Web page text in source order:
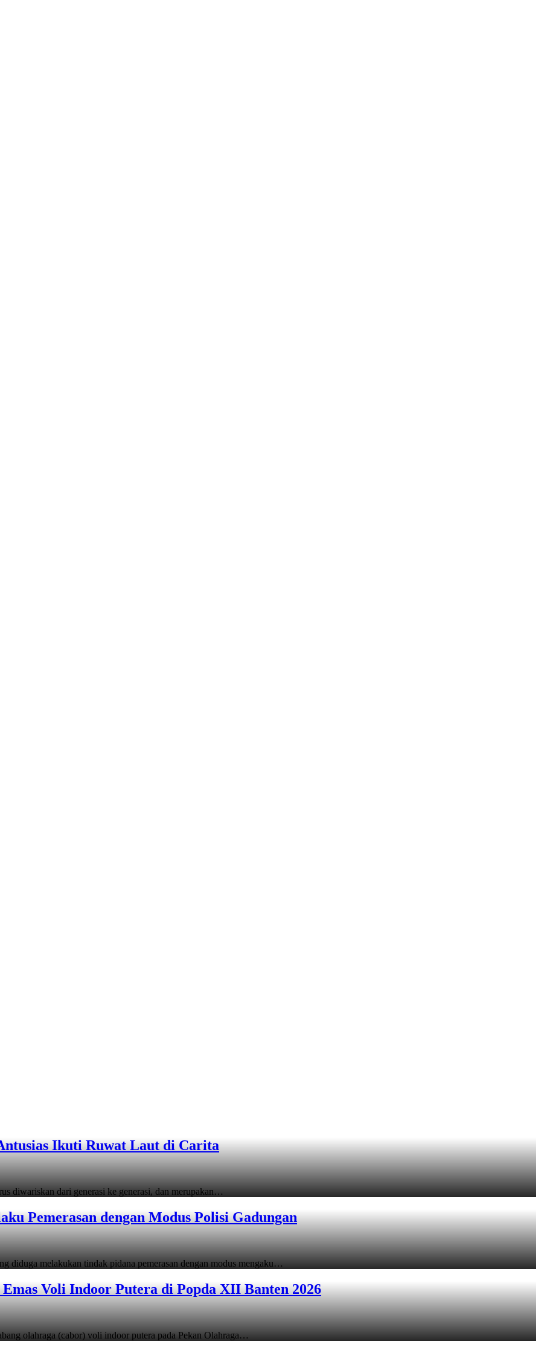
Ikuti Ruwat Laut di Carita
diwariskan dari generasi ke generasi, dan merupakan…
Pemerasan dengan Modus Polisi Gadungan
diduga melakukan tindak pidana pemerasan dengan modus mengaku…
Voli Indoor Putera di Popda XII Banten 2026
olahraga (cabor) voli indoor putera pada Pekan Olahraga…